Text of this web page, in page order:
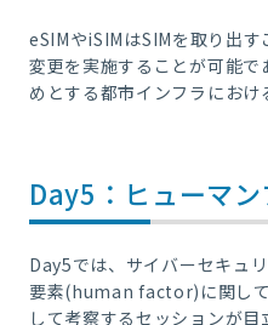
eSIMやiSIMはSIMを取り出
変更を実施することが可能で
めとする都市インフラにおけ
Day5：ヒューマ
Day5では、サイバーセキュ
要素(human factor)に関し
して考察するセッションが